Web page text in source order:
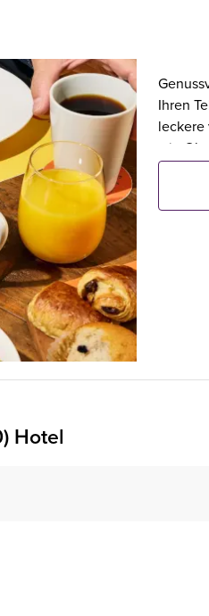
Ihren
leckere
wie
Hotel